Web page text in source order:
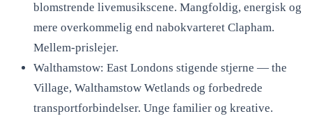
blomstrende livemusikscene. Mangfoldig, energisk og
mere overkommelig end nabokvarteret Clapham.
Mellem-prislejer.
Walthamstow: East Londons stigende stjerne — the
Village, Walthamstow Wetlands og forbedrede
transportforbindelser. Unge familier og kreative.